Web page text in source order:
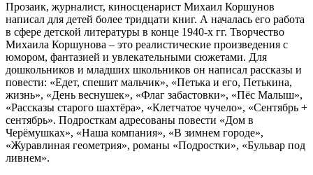
Прозаик, журналист, киносценарист Михаил Коршунов
написал для детей более тридцати книг. А началась его работа
в сфере детской литературы в конце 1940-х гг. Творчество
Михаила Коршунова – это реалистические произведения с
юмором, фантазией и увлекательными сюжетами. Для
дошкольников и младших школьников он написал рассказы и
повести: «Едет, спешит мальчик», «Петька и его, Петькина,
жизнь», «День веснушек», «Флаг забастовки», «Пёс Малыш»,
«Рассказы старого шахтёра», «Клетчатое чучело», «Сентябрь +
сентябрь». Подросткам адресованы повести «Дом в
Черёмушках», «Наша компания», «В зимнем городе»,
«Журавлиная геометрия», романы «Подростки», «Бульвар под
ливнем».